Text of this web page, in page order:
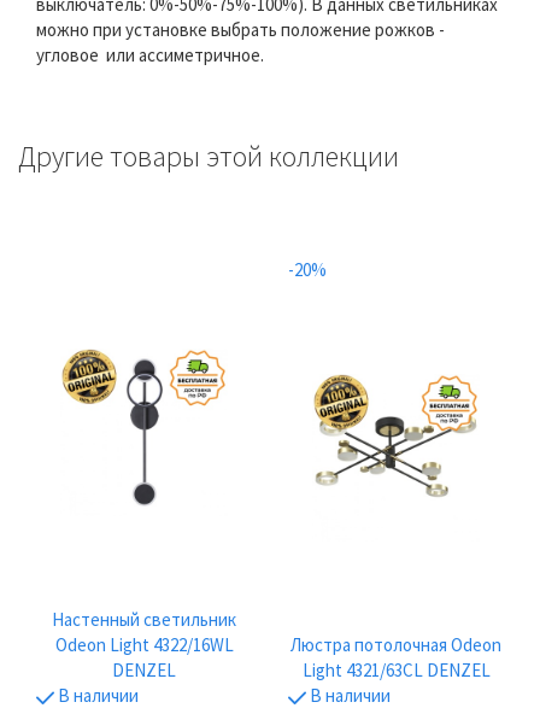
можно при установке выбрать положение рожков -
угловое или ассиметричное.
Другие товары этой коллекции
Настенный светильник
Odeon Light 4322/16WL
DENZEL
В наличии
-20%
Люстра потолочная Odeon
Light 4321/63CL DENZEL
В наличии